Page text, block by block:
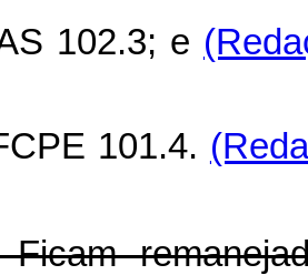
102.3; e
101.4.